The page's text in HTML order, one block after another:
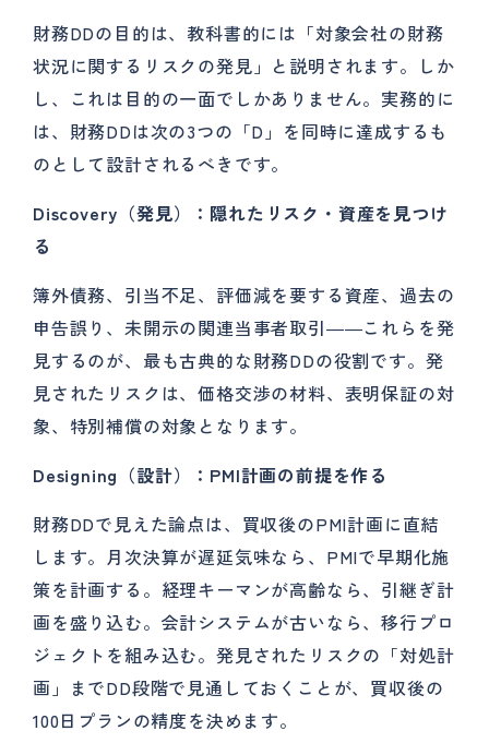
財務DDの目的は、教科書的には「対象会社の財務
状況に関するリスクの発見」と説明されます。しか
し、これは目的の一面でしかありません。実務的に
は、財務DDは次の3つの「D」を同時に達成するも
のとして設計されるべきです。
Discovery（発見）：隠れたリスク・資産を見つけ
る
簿外債務、引当不足、評価減を要する資産、過去の
申告誤り、未開示の関連当事者取引――これらを発
見するのが、最も古典的な財務DDの役割です。発
見されたリスクは、価格交渉の材料、表明保証の対
象、特別補償の対象となります。
Designing（設計）：PMI計画の前提を作る
財務DDで見えた論点は、買収後のPMI計画に直結
します。月次決算が遅延気味なら、PMIで早期化施
策を計画する。経理キーマンが高齢なら、引継ぎ計
画を盛り込む。会計システムが古いなら、移行プロ
ジェクトを組み込む。発見されたリスクの「対処計
画」までDD段階で見通しておくことが、買収後の
100日プランの精度を決めます。